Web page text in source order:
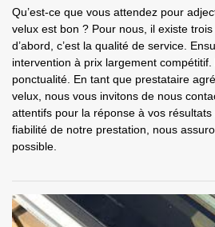
Qu’est-ce que vous attendez pour
velux est bon ? Pour nous, il existe
d’abord, c’est la qualité de service.
intervention à prix largement compétitif.
ponctualité. En tant que prestataire
velux, nous vous invitons de nous
attentifs pour la réponse à vos
fiabilité de notre prestation, nous
possible.